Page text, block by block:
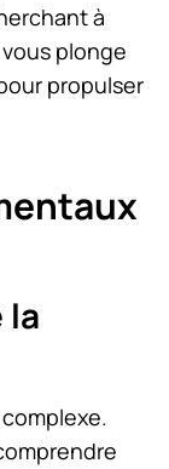
à
plonge
propulser
la